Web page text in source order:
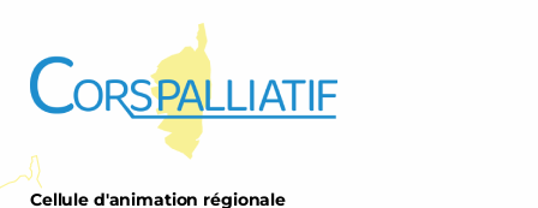
Cellule d'animation régionale